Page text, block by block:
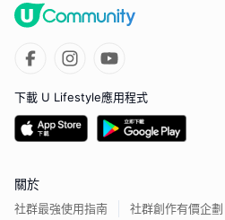
下載 U Lifestyle應用程式
關於
社群最強使用指南
社群創作有價企劃